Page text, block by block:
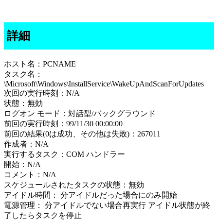
詳細
ホスト名：PCNAME
タスク名：
\Microsoft\Windows\InstallService\WakeUpAndScanForUpdates
次回の実行時刻：N/A
状態：無効
ログオン モード：対話型/バックグラウンド
前回の実行時刻：99/11/30 00:00:00
前回の結果(0は成功、その他は失敗)：267011
作成者：N/A
実行するタスク：COM ハンドラー
開始：N/A
コメント：N/A
スケジュールされたタスクの状態：無効
アイドル時間： 分アイドルだった場合にのみ開始
電源管理： 分アイドルでない場合再実行 アイドル状態が終
了したらタスクを停止